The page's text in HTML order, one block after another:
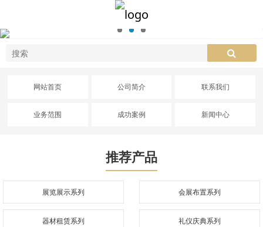
网站首页 公司简介 联系我们
业务范围 成功案例 新闻中心
推荐产品
展览展示系列 会展布置系列
器材租赁系列 礼仪庆典系列